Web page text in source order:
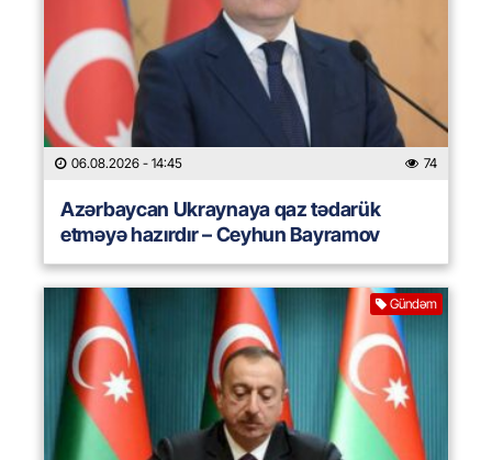
06.08.2026 - 14:45 74
Azərbaycan Ukraynaya qaz tədarük
etməyə hazırdır – Ceyhun Bayramov
Gündəm